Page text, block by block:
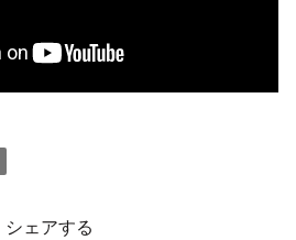
シェアする